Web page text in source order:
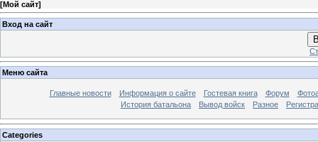
[Мой сайт]
Вход на сайт
Меню сайта
Главные новости Информация о сайте Гостевая книга Форум
История батальона
Вывод войск Разное
Categories